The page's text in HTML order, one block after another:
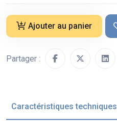
Ajouter au panier
Partager :
Caractéristiques techniques